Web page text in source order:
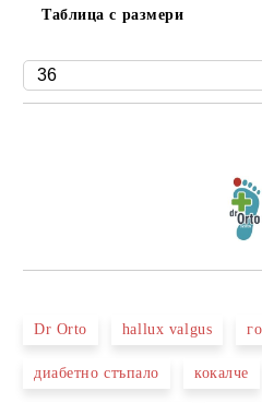
Таблица с размери
Dr Orto hallux valgus
диабетно стъпало кокалче